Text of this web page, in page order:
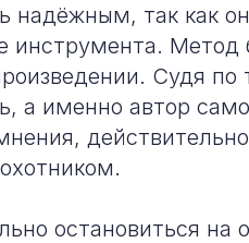
надёжным, так как
инструмента.
Судя по
а именно автор
остановиться на